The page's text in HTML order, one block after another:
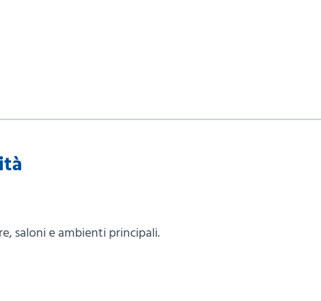
saloni e ambienti principali.